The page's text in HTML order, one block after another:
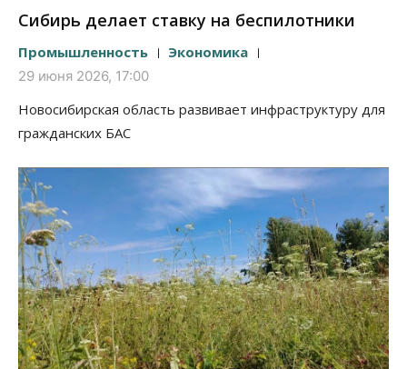
Сибирь делает ставку на беспилотники
Промышленность Экономика
29 июня 2026, 17:00
Новосибирская область развивает инфраструктуру для
гражданских БАС